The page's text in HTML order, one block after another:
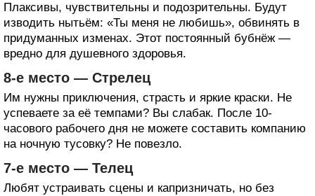
Плаксивы, чувствительны и подозрительны. Будут
изводить нытьём: «Ты меня не любишь», обвинять в
придуманных изменах. Этот постоянный бубнёж —
вредно для душевного здоровья.
8-е место — Стрелец
Им нужны приключения, страсть и яркие краски. Не
успеваете за её темпами? Вы слабак. После 10-
часового рабочего дня не можете составить компанию
на ночную тусовку? Не повезло.
7-е место — Телец
Любят устраивать сцены и капризничать, но без